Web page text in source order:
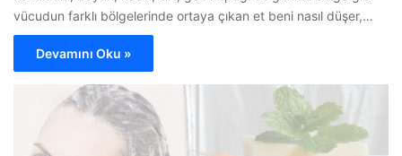
vücudun farklı bölgelerinde ortaya çıkan et beni nasıl düşer,…
Devamını Oku »